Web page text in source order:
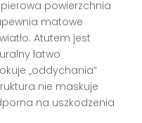
powierzchnia
matowe
Atutem jest
łatwo
„oddychania”
nie maskuje
na uszkodzenia